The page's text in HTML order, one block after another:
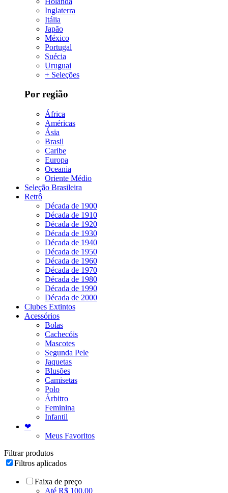
Inglaterra
Itália
Japão
México
Portugal
Suécia
Uruguai
+ Seleções
Por região
África
Américas
Ásia
Brasil
Caribe
Europa
Oceania
Oriente Médio
Seleção Brasileira
Retrô
Década de 1900
Década de 1910
Década de 1920
Década de 1930
Década de 1940
Década de 1950
Década de 1960
Década de 1970
Década de 1980
Década de 1990
Década de 2000
Clubes Extintos
Acessórios
Bolas
Cachecóis
Mascotes
Segunda Pele
Jaquetas
Blusões
Camisetas
Polo
Árbitro
Feminina
Infantil
❤
Meus Favoritos
Filtrar produtos
Filtros aplicados
Faixa de preço
Até R$ 100,00